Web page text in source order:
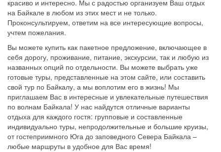
красиво и интересно. Мы с радостью организуем Ваш отдых
на Байкале в любом из этих мест и не только.
Проконсультируем, ответим на все интересующие вопросы,
учтем пожелания.
Вы можете купить как пакетное предложение, включающее в
себя дорогу, проживание, питание, экскурсии, так и любую из
названных опций по отдельности. Вы можете выбрать уже
готовые туры, представленные на этом сайте, или составить
свой тур по Байкалу, а мы воплотим его в жизнь! Мы
приглашаем Вас в интересные и увлекательные путешествия
по волнам Байкала! У нас найдутся отличные варианты
отдыха для каждого гостя: групповые и составленные
индивидуально туры, непродолжительные и большие круизы,
от гостеприимного Юга до заповедного Севера Байкала –
любые маршруты в удобное для Вас время!